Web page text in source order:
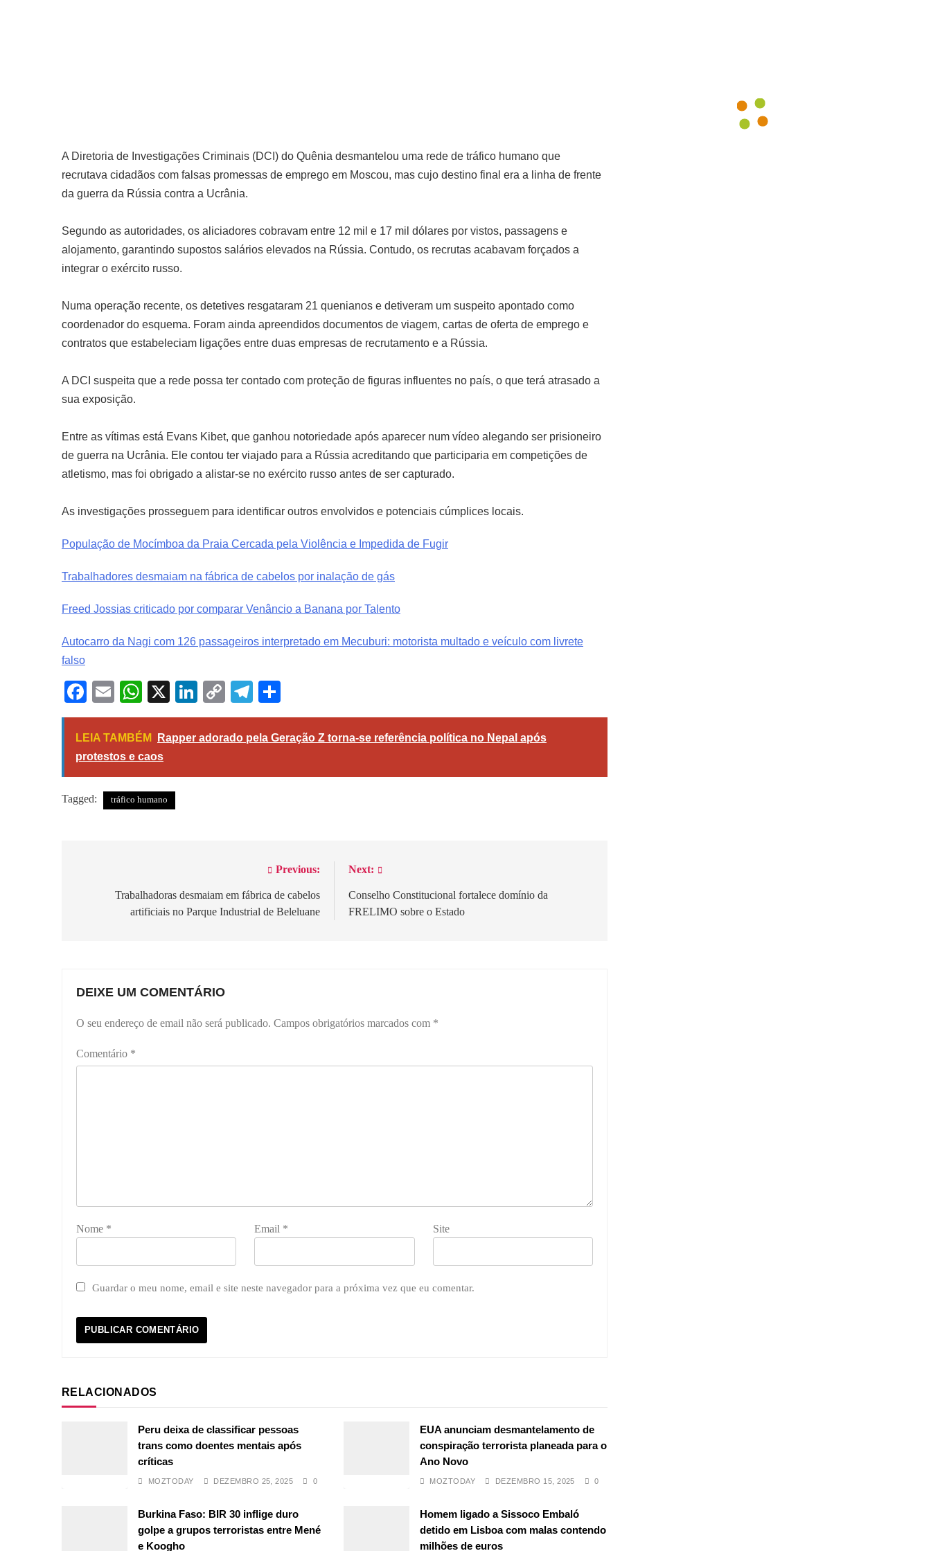
A Diretoria de Investigações Criminais (DCI) do Quênia desmantelou uma rede de tráfico humano que
recrutava cidadãos com falsas promessas de emprego em Moscou, mas cujo destino final era a linha de frente
da guerra da Rússia contra a Ucrânia.
Segundo as autoridades, os aliciadores cobravam entre 12 mil e 17 mil dólares por vistos, passagens e
alojamento, garantindo supostos salários elevados na Rússia. Contudo, os recrutas acabavam forçados a
integrar o exército russo.
Numa operação recente, os detetives resgataram 21 quenianos e detiveram um suspeito apontado como
coordenador do esquema. Foram ainda apreendidos documentos de viagem, cartas de oferta de emprego e
contratos que estabeleciam ligações entre duas empresas de recrutamento e a Rússia.
A DCI suspeita que a rede possa ter contado com proteção de figuras influentes no país, o que terá atrasado a
sua exposição.
Entre as vítimas está Evans Kibet, que ganhou notoriedade após aparecer num vídeo alegando ser prisioneiro
de guerra na Ucrânia. Ele contou ter viajado para a Rússia acreditando que participaria em competições de
atletismo, mas foi obrigado a alistar-se no exército russo antes de ser capturado.
As investigações prosseguem para identificar outros envolvidos e potenciais cúmplices locais.
População de Mocímboa da Praia Cercada pela Violência e Impedida de Fugir
Trabalhadores desmaiam na fábrica de cabelos por inalação de gás
Freed Jossias criticado por comparar Venâncio a Banana por Talento
Autocarro da Nagi com 126 passageiros interpretado em Mecuburi: motorista multado e veículo com livrete
falso
Facebook
EmailWhatsApp
X LinkedIn
Copy
Link
Telegram
LEIA TAMBÉM
Rapper adorado pela Geração Z torna-se referência política no Nepal após
protestos e caos
Tagged: tráfico humano
Previous:
Trabalhadoras desmaiam em fábrica de cabelos
artificiais no Parque Industrial de Beleluane
Next:
Conselho Constitucional fortalece domínio da
FRELIMO sobre o Estado
DEIXE UM COMENTÁRIO
O seu endereço de email não será publicado. Campos obrigatórios marcados com *
Comentário *
Nome * Email * Site
Guardar o meu nome, email e site neste navegador para a próxima vez que eu comentar.
RELACIONADOS
Peru deixa de classificar pessoas
trans como doentes mentais após
críticas
MOZTODAY DEZEMBRO 25, 2025 0
EUA anunciam desmantelamento de
conspiração terrorista planeada para o
Ano Novo
MOZTODAY DEZEMBRO 15, 2025 0
Burkina Faso: BIR 30 inflige duro
golpe a grupos terroristas entre Mené
e Koogho
Homem ligado a Sissoco Embaló
detido em Lisboa com malas contendo
milhões de euros